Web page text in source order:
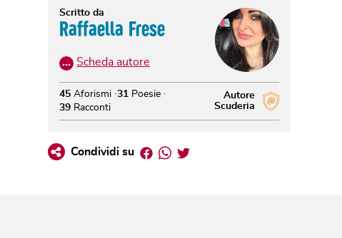
Scritto da
Raffaella Frese
… Scheda autore
Autore
Scuderia
45 Aforismi 31
Poesie
39 Racconti
Condividi su Facebook
Whatsapp
Twitter